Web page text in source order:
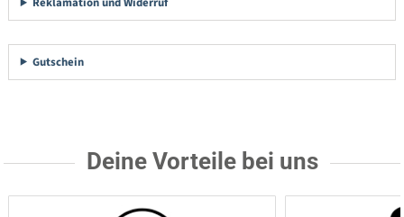
Gutschein
Deine Vorteile bei uns